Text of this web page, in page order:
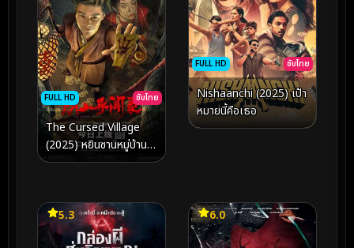
FULL HD ซับไทย
The Cursed Village
(2025) หยินซานหมู่บ้าน
ต้องสาป
FULL HD ซับไทย
Nishaanchi (2025) เป้า
หมายนี้คือเธอ
5.3 6.0